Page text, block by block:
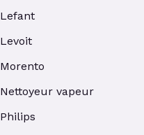
Lefant
Levoit
Morento
Nettoyeur vapeur
Philips